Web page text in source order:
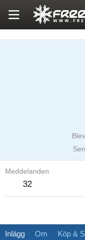
Meddelanden
32
Inlägg Om Köp &